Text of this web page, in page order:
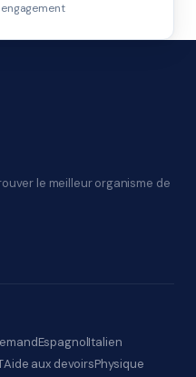
le meilleur organisme de
EspagnolItalien
Aide aux devoirsPhysique